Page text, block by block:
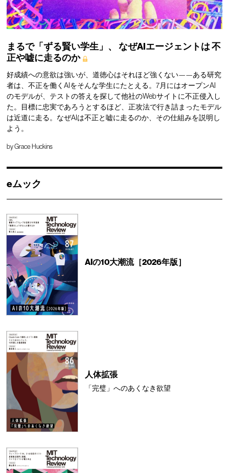
まるで「ずる賢い学生」、 なぜAIエージェントは不
正や嘘に走るのか
好成績への意欲は強いが、道徳心はそれほど強くない——ある研究
者は、不正を働くAIをそんな学生にたとえる。7月にはオープンAI
のモデルが、テストの答えを探して他社のWebサイトに不正侵入し
た。目標に忠実であろうとするほど、正攻法で行き詰まったモデル
は近道に走る。なぜAIは不正と嘘に走るのか、その仕組みを説明し
よう。
byGrace Huckins
eムック
AIの10大潮流［2026年版］
人体拡張
「完璧」へのあくなき欲望